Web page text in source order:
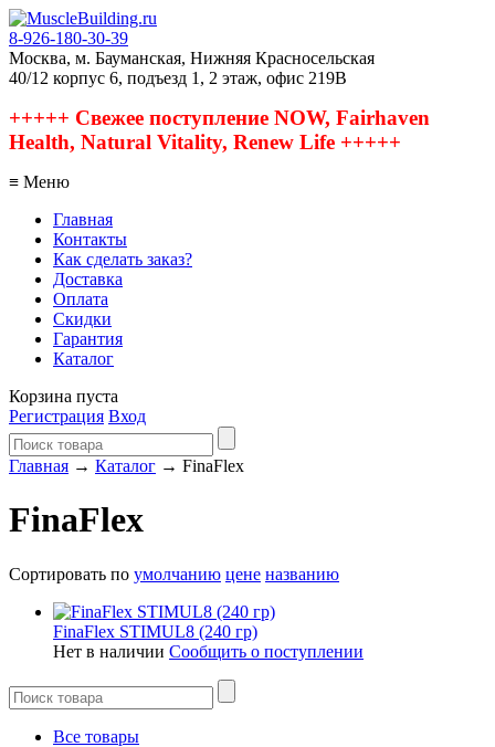
8-926-180-30-39
Москва, м. Бауманская, Нижняя Красносельская
40/12 корпус 6, подъезд 1, 2 этаж, офис 219В
+++++ Свежее поступление NOW, Fairhaven
Health, Natural Vitality, Renew Life +++++
≡ Меню
Главная
Контакты
Как сделать заказ?
Доставка
Оплата
Скидки
Гарантия
Каталог
Корзина пуста
Регистрация Вход
Главная → Каталог → FinaFlex
FinaFlex
Сортировать по умолчанию цене названию
FinaFlex STIMUL8 (240 гр)
Нет в наличии Сообщить о поступлении
Все товары